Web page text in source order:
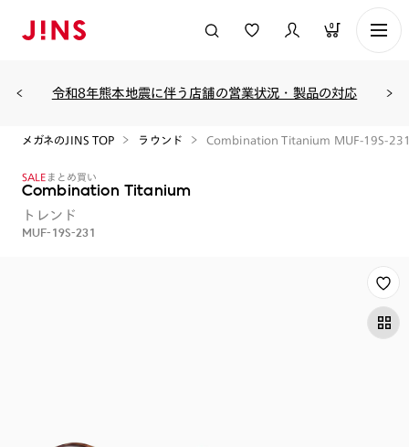
0
令和8年熊本地震に伴う店舗の営業状況・製品の対応
メガネのJINS TOP ラウンド Combination Titanium MUF-19S-
SALE まとめ買い
Combination Titanium
トレンド
MUF-19S-231